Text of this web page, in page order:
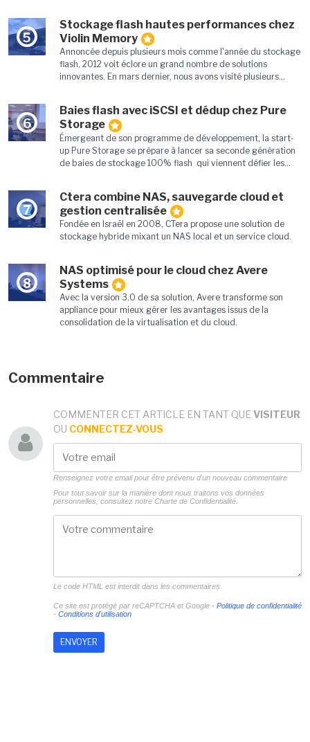
5
Stockage flash hautes performances chez
Violin Memory
Annoncée depuis plusieurs mois comme l'année du stockage
flash, 2012 voit éclore un grand nombre de solutions
innovantes. En mars dernier, nous avons visité plusieurs...
6
Baies flash avec iSCSI et dédup chez Pure
Storage
Émergeant de son programme de développement, la start-
up Pure Storage se prépare à lancer sa seconde génération
de baies de stockage 100% flash qui viennent défier les...
7
Ctera combine NAS, sauvegarde cloud et
gestion centralisée
Fondée en Israël en 2008, CTera propose une solution de
stockage hybride mixant un NAS local et un service cloud.
8
NAS optimisé pour le cloud chez Avere
Systems
Avec la version 3.0 de sa solution, Avere transforme son
appliance pour mieux gérer les avantages issus de la
consolidation de la virtualisation et du cloud.
Commentaire
COMMENTER CET ARTICLE EN TANT QUE VISITEUR
OU CONNECTEZ-VOUS
Renseignez votre email pour être prévenu d'un nouveau commentaire
Pour tout savoir sur la manière dont nous traitons vos données
personnelles, consultez notre Charte de Confidentialité.
Le code HTML est interdit dans les commentaires
Ce site est protégé par reCAPTCHA et Google - Politique de confidentialité
- Conditions d'utilisation